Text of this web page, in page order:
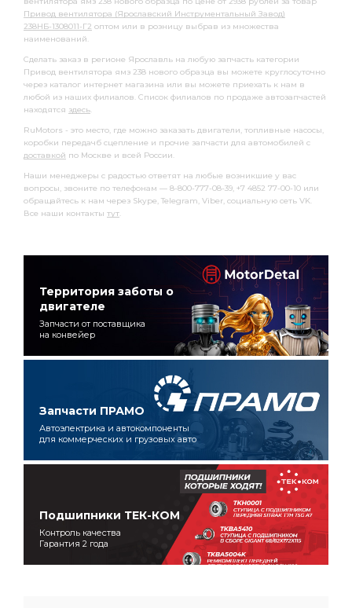
Привод вентилятора (Ярославский Инструментальный Завод)
238НБ-1308011-Г2 оптом или в розницу выбрав из множества
наименований.
Сделать заказ в регионе Ярославль на любую запчасть категории
Привод вентилятора ямз 238 нового образца вы можете круглосуточно
через каталог интернет магазина или вы можете приехать к нам в
любой из наших филиалов. Список филиалов по продаже автозапчастей
находятся здесь.
RuMotors - это место, где можно заказать двигатели, топливные насосы,
коробки передачб сцепление и прочие запчасти для автомобилей с
доставкой по Москве и всей России.
Наши менеджеры с радостью ответят на любые возникшие у вас
вопросы, звоните по телефонам — 8-800-777-08-39, +7 4852 77-00-10 или
обращайтесь к нам через Skype, Telegram, Viber, социальную сеть VK.
Все наши контакты тут.
Территория заботы о
двигателе
Запчасти от поставщика
на конвейер
Запчасти ПРАМО
Автоэлектрика и автокомпоненты
для коммерческих и грузовых авто
Подшипники ТЕК-КОМ
Контроль качества
Гарантия 2 года